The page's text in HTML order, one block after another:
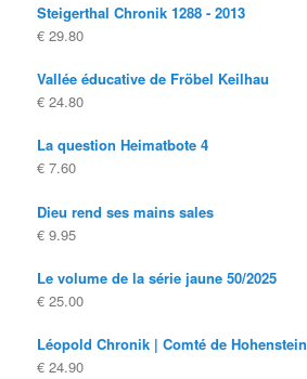
d'origineactuel
Steigerthal Chronik 1288 - 2013
€ 29.80
Vallée éducative de Fröbel Keilhau
€ 24.80
La question Heimatbote 4
€ 7.60
Dieu rend ses mains sales
€ 9.95
Le volume de la série jaune 50/2025
€ 25.00
Léopold Chronik | Comté de
€ 24.90